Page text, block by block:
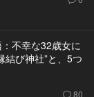
不幸な32歳女に
結び神社”と、5つ
80